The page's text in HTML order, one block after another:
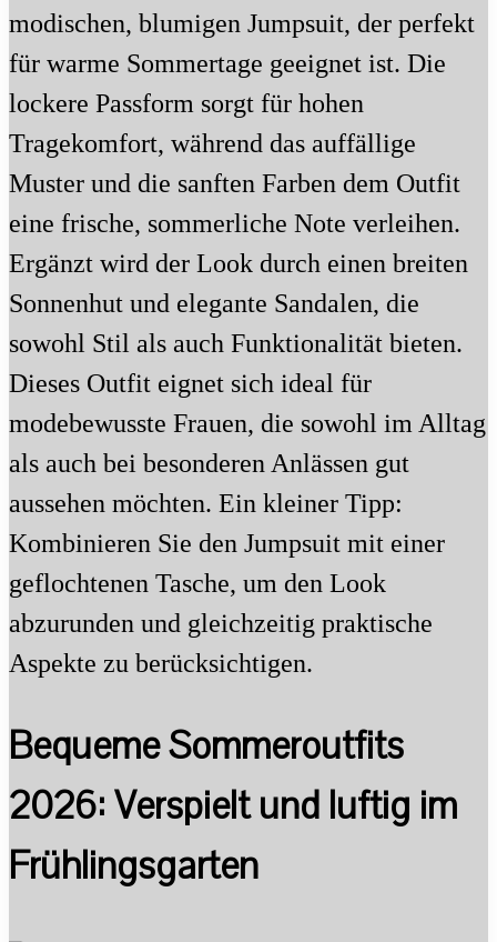
modischen, blumigen Jumpsuit, der perfekt
für warme Sommertage geeignet ist. Die
lockere Passform sorgt für hohen
Tragekomfort, während das auffällige
Muster und die sanften Farben dem Outfit
eine frische, sommerliche Note verleihen.
Ergänzt wird der Look durch einen breiten
Sonnenhut und elegante Sandalen, die
sowohl Stil als auch Funktionalität bieten.
Dieses Outfit eignet sich ideal für
modebewusste Frauen, die sowohl im Alltag
als auch bei besonderen Anlässen gut
aussehen möchten. Ein kleiner Tipp:
Kombinieren Sie den Jumpsuit mit einer
geflochtenen Tasche, um den Look
abzurunden und gleichzeitig praktische
Aspekte zu berücksichtigen.
Bequeme Sommeroutfits
2026: Verspielt und luftig im
Frühlingsgarten